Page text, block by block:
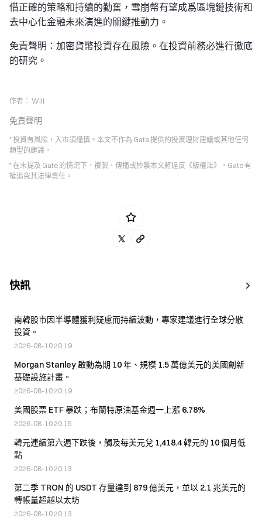
借正確的策略和持續的勤奮，雪崩幣有望成爲區塊鏈技術和
去中心化金融未來演進的關鍵推動力。
免責聲明：加密貨幣投資存在風險。在投資前務必進行徹底
的研究。
作者： Will
免責聲明
* 投資有風險，入市須謹慎。本文不作為 Gate 提供的投資理財建議或其他任何
類型的建議。
* 在未提及 Gate 的情況下，複製、傳播或抄襲本文將違反《版權法》，Gate 有
權追究其法律責任。
快訊
南韓股市因半導體獲利疑慮而持續波動，專家建議進行全球分散
投資。
2026-08-10 20:19
Morgan Stanley 啟動為期 10 年、規模 1.5 萬億美元的美國創新
基礎設施計畫。
2026-08-10 20:19
美國股票 ETF 暴跌；布蘭特原油基金週一上漲 6.78%
2026-08-10 20:15
韓元連續第六週下跌後，觸及每美元兌 1,418.4 韓元的 10 個月低
點
2026-08-10 20:13
第二季 TRON 的 USDT 存量達到 879 億美元，並以 2.1 兆美元的
轉帳量超越以太坊
2026-08-10 20:13